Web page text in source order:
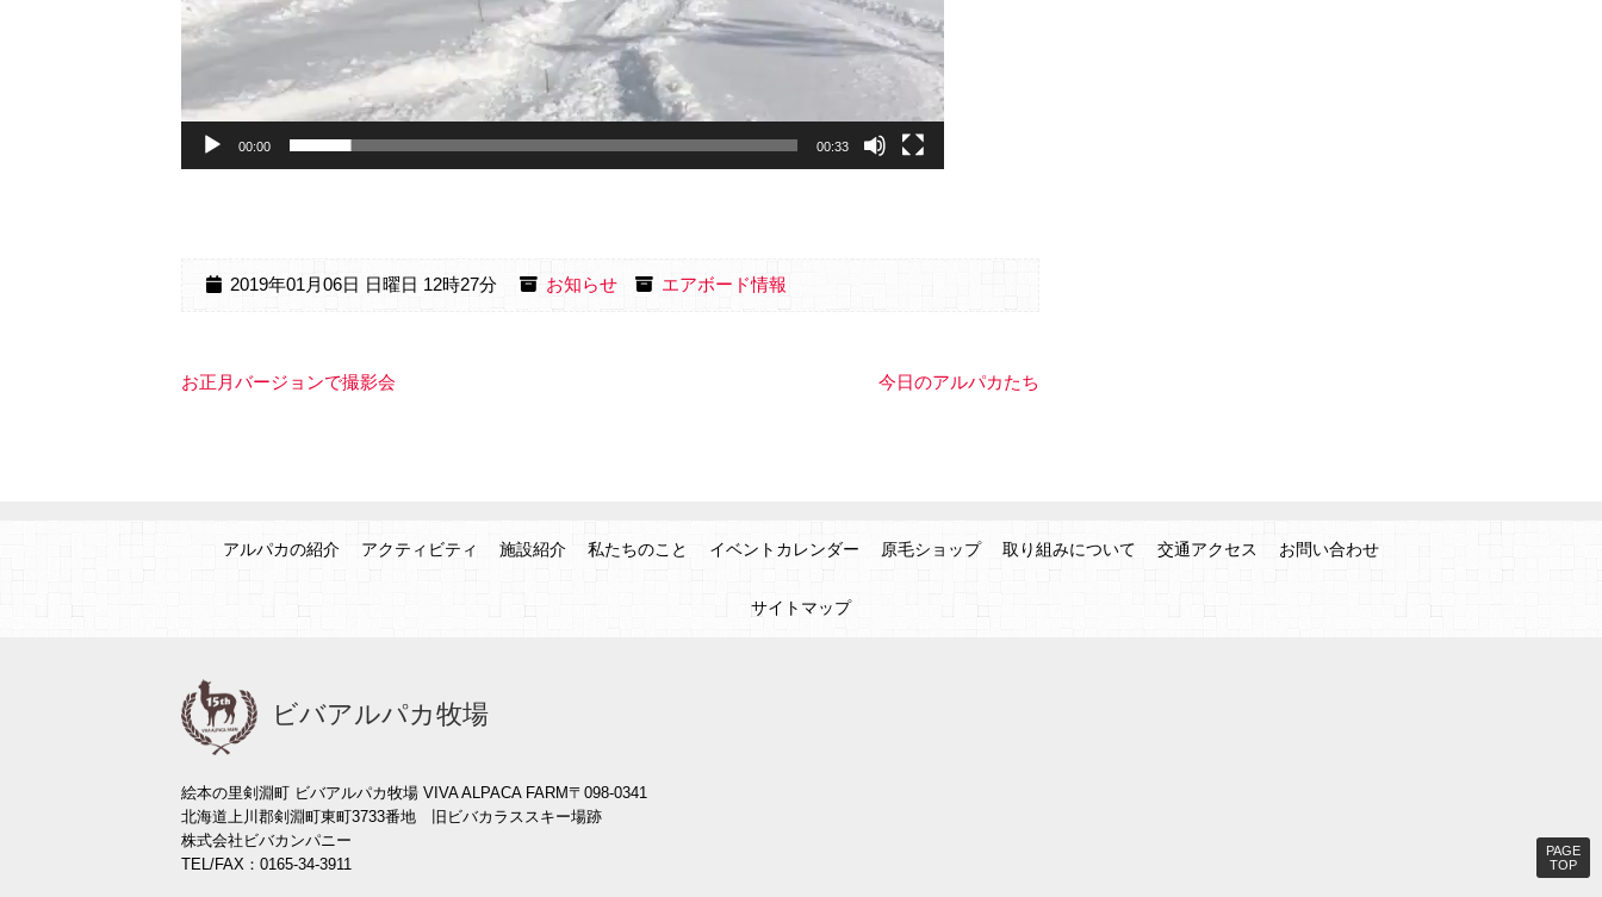
00:00 00:33
2019年01月06日 日曜日 12時27分 お知らせ エアボード情報
お正月バージョンで撮影会 今日のアルパカたち
アルパカの紹介 アクティビティ 施設紹介 私たちのこと イベントカレンダー 原毛ショップ 取り組みについて 交通アクセス お問い合わせ
サイトマップ
ビバアルパカ牧場
絵本の里剣淵町 ビバアルパカ牧場 VIVA ALPACA FARM〒098-0341
北海道上川郡剣淵町東町3733番地 旧ビバカラススキー場跡
株式会社ビバカンパニー
TEL/FAX：0165-34-3911
PAGE
TOP